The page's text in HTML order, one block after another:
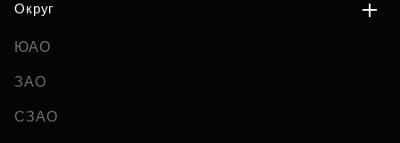
Округ
ЮАО
ЗАО
СЗАО